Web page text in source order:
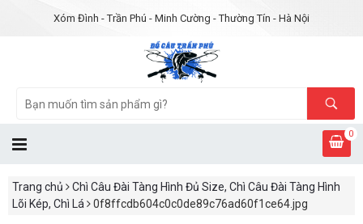
Xóm Đình - Trần Phú - Minh Cường - Thường Tín - Hà Nội
0
Trang chủ
Chì Câu Đài Tàng Hình Đủ Size, Chì Câu Đài Tàng Hình
Lõi Kép, Chì Lá
0f8ffcdb604c0c0de89c76ad60f1ce64.jpg